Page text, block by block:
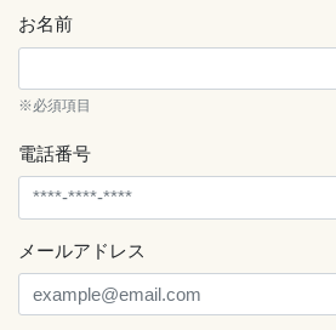
お名前
※必須項目
電話番号
メールアドレス